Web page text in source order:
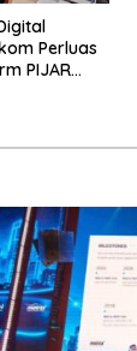
Perluas
PIJAR